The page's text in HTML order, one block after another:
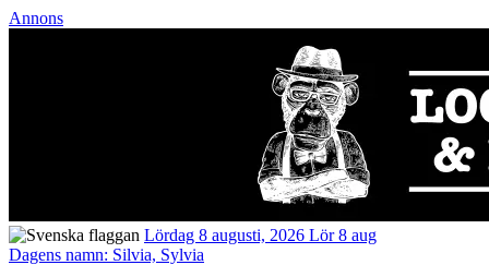
Annons
Lördag 8 augusti, 2026 Lör 8 aug
Dagens namn: Silvia, Sylvia